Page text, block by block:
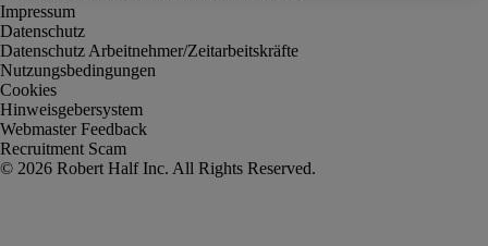
Impressum
Datenschutz
Datenschutz Arbeitnehmer/Zeitarbeitskräfte
Nutzungsbedingungen
Cookies
Hinweisgebersystem
Webmaster Feedback
Recruitment Scam